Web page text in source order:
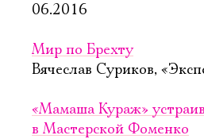
06.2016
Мир по Брехту
Вячеслав Суриков,
«Мамаша Кураж»
в Мастерской Фоменко